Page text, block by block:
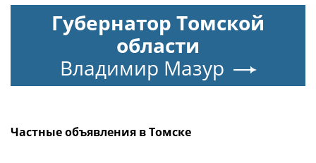
Губернатор Томской
области
Владимир Мазур
Частные объявления в Томске